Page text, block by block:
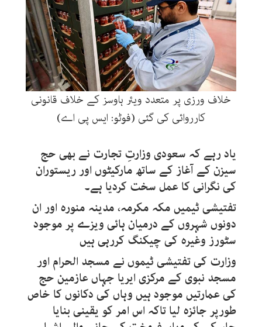
خلاف ورزی پر متعدد ویئر ہاوسز کے خلاف قانونی
کارروائی کی گئی (فوٹو: ایس پی اے)
یاد رہے کہ سعودی وزارتِ تجارت نے بھی حج
سیزن کے آغاز کے ساتھ مارکیٹوں اور ریستوران
کی نگرانی کا عمل سخت کردیا ہے۔
تفتیشی ٹیمیں مکہ مکرمہ، مدینہ منورہ اور ان
دونوں شہروں کے درمیان ہائی ویزے پر موجود
سٹورز وغیرہ کی چیکنگ کررہی ہیں
وزارت کی تفتیشی ٹیموں نے مسجد الحرام اور
مسجد نبوی کے مرکزی ایریا جہاں عازمین حج
کی عمارتیں موجود ہیں وہاں کی دکانوں کا خاص
طورپر جائزہ لیا تاکہ اس امر کو یقینی بنایا